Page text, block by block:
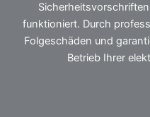
funktioniert. Durch
Folgeschäden und
Betrieb Ihrer